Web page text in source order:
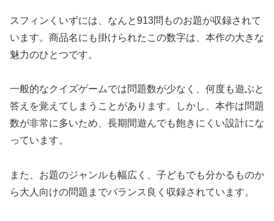
スフィンくいずには、なんと913問ものお題が収録されて
います。商品名にも掛けられたこの数字は、本作の大きな
魅力のひとつです。
一般的なクイズゲームでは問題数が少なく、何度も遊ぶと
答えを覚えてしまうことがあります。しかし、本作は問題
数が非常に多いため、長期間遊んでも飽きにくい設計にな
っています。
また、お題のジャンルも幅広く、子どもでも分かるものか
ら大人向けの問題までバランス良く収録されています。